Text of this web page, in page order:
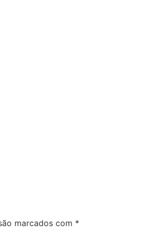
marcados com *